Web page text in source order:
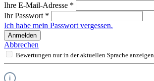
Ihre E-Mail-Adresse *
Ihr Passwort *
Ich habe mein Passwort vergessen.
Anmelden
Abbrechen
Bewertungen nur in der aktuellen Sprache anzeigen.